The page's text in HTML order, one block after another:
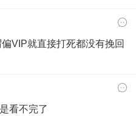
VIP就直接打死都没有挽回
看不完了